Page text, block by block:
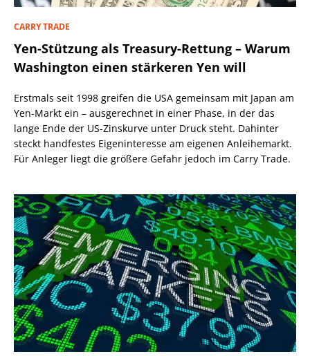
CARRY TRADE
Yen-Stützung als Treasury-Rettung – Warum
Washington einen stärkeren Yen will
Erstmals seit 1998 greifen die USA gemeinsam mit Japan am
Yen-Markt ein – ausgerechnet in einer Phase, in der das
lange Ende der US-Zinskurve unter Druck steht. Dahinter
steckt handfestes Eigeninteresse am eigenen Anleihemarkt.
Für Anleger liegt die größere Gefahr jedoch im Carry Trade.